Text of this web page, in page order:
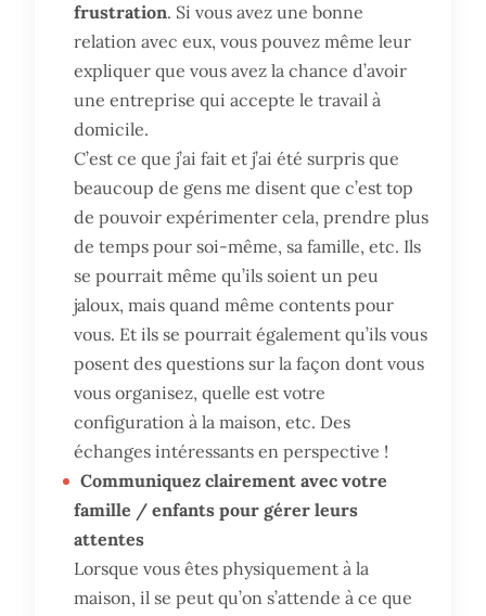
frustration. Si vous avez une bonne
relation avec eux, vous pouvez même leur
expliquer que vous avez la chance d’avoir
une entreprise qui accepte le travail à
domicile.
C’est ce que j’ai fait et j’ai été surpris que
beaucoup de gens me disent que c’est top
de pouvoir expérimenter cela, prendre plus
de temps pour soi-même, sa famille, etc. Ils
se pourrait même qu’ils soient un peu
jaloux, mais quand même contents pour
vous. Et ils se pourrait également qu’ils vous
posent des questions sur la façon dont vous
vous organisez, quelle est votre
configuration à la maison, etc. Des
échanges intéressants en perspective !
Communiquez clairement avec votre
famille / enfants pour gérer leurs
attentes
Lorsque vous êtes physiquement à la
maison, il se peut qu’on s’attende à ce que